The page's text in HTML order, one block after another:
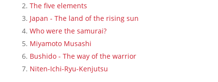
The five elements
Japan - The land of the rising sun
Who were the samurai?
Miyamoto Musashi
Bushido - The way of the warrior
Niten-Ichi-Ryu-Kenjutsu